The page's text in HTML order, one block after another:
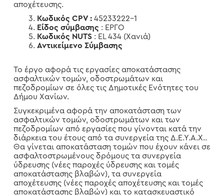
αποχέτευσης.
Κωδικός CPV : 45233222-1
Είδος σύμβασης : ΕΡΓΟ
Κωδικός NUTS: ΕL 434 (Χανιά)
Αντικείμενο Σύμβασης
Το έργο αφορά τις εργασίες αποκατάστασης
ασφαλτικών τομών, οδοστρωμάτων και
πεζοδρομίων σε όλες τις Δημοτικές Ενότητες του
Δήμου Χανίων.
Συγκεκριμένα αφορά την αποκατάσταση των
ασφαλτικών τομών, οδοστρωμάτων και των
πεζοδρομίων από εργασίες που γίνονται κατά την
διάρκεια του έτους από τα συνεργεία της Δ.Ε.Υ.Α.Χ..
Θα γίνεται αποκατάσταση τομών που έχουν κάνει σε
ασφαλτοστρωμένους δρόμους τα συνεργεία
ύδρευσης (νέες παροχές ύδρευσης και τομές
αποκατάστασης βλαβών), τα συνεργεία
αποχέτευσης (νέες παροχές αποχέτευσης και τομές
αποκατάστασης βλαβών) και το κατασκευαστικό